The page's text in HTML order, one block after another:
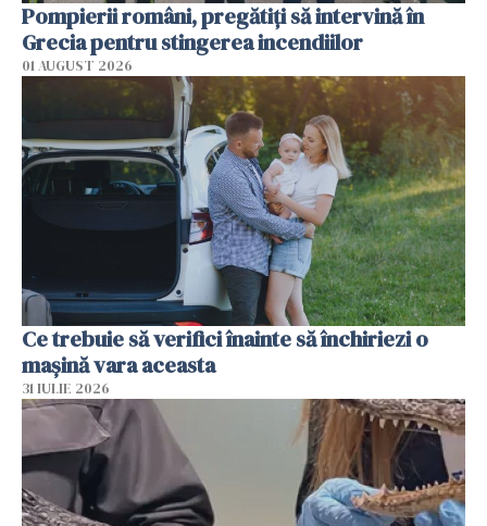
Pompierii români, pregătiţi să intervină în
Grecia pentru stingerea incendiilor
01 AUGUST 2026
Ce trebuie să verifici înainte să închiriezi o
mașină vara aceasta
31 IULIE 2026